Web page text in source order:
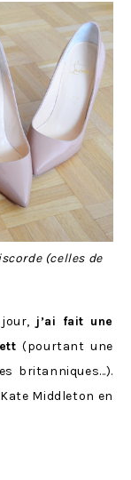
(celles de
j’ai fait une
(pourtant une
britanniques…).
Middleton en